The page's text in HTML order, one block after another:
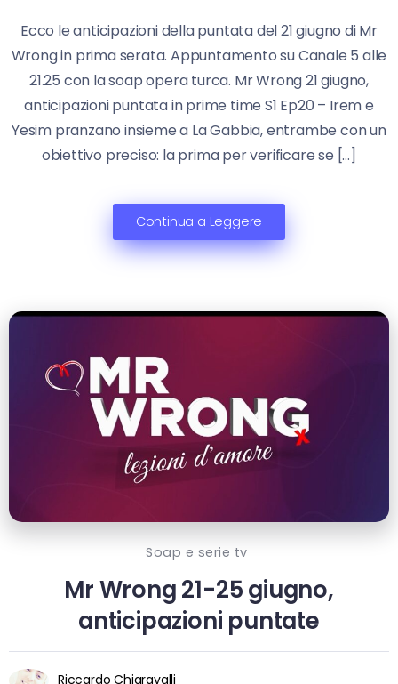
Ecco le anticipazioni della puntata del 21 giugno di Mr
Wrong in prima serata. Appuntamento su Canale 5 alle
21.25 con la soap opera turca. Mr Wrong 21 giugno,
anticipazioni puntata in prime time S1 Ep20 – Irem e
Yesim pranzano insieme a La Gabbia, entrambe con un
obiettivo preciso: la prima per verificare se […]
Continua a Leggere
Soap e serie tv
Mr Wrong 21-25 giugno,
anticipazioni puntate
Riccardo Chiaravalli